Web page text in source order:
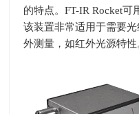
的特点。FT-IR Rocket可
该装置非常适用于需要
外测量，如红外光源特性